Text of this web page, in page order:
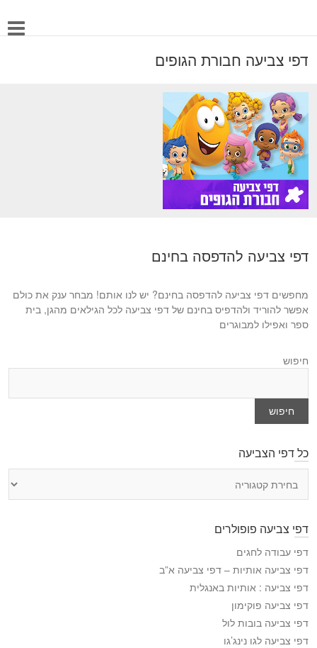
דפי צביעה חבורת הגופים
דפי צביעה להדפסה בחינם
מחפשים דפי צביעה להדפסה בחינם? יש לנו אותם! מבחר ענק את כולם
אפשר להוריד ולהדפיס בחינם של דפי צביעה לכל הגילאים מהגן, בית
ספר ואפילו למבוגרים
חיפוש
חיפוש
כל דפי הצביעה
י
ה
צ
י
ע
ה
דפי צביעה פופולרים
דפי עבודה לחגים
דפי צביעה אותיות – דפי צביעה א”ב
דפי צביעה : אותיות באנגלית
דפי צביעה פוקימון
דפי צביעה בובות לול
דפי צביעה לגו נינג’גו